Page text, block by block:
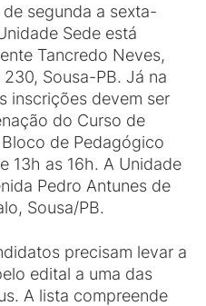
segunda a sexta-
Sede está
Tancredo Neves,
Sousa-PB. Já na
inscrições devem ser
do Curso de
de Pedagógico
13h as 16h. A Unidade
Pedro Antunes de
Sousa/PB.
precisam levar a
edital a uma das
A lista compreende